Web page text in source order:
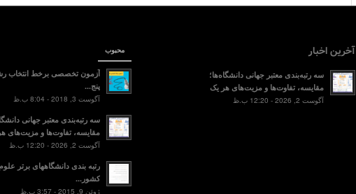
آخرین اخبار
سه رتبه‌بندی معتبر جهانی دانشگاه‌ها؛
مقایسه، تفاوت‌ها و مزیت‌های هر یک
آگوست 2, 2026 - 12:20 ب.ظ
محبوب
آزمون تخصصی برخط انتخاب
پنج...
آگوست 3, 2018 - 8:04 ب.ظ
سه رتبه‌بندی معتبر جهانی
مقایسه، تفاوت‌ها و مزیت‌های
آگوست 2, 2026 - 12:20 ب.ظ
رتبه بندی دانشگاههای برتر
کشور...
ژوئن 9, 2015 - 3:57 ب.ظ